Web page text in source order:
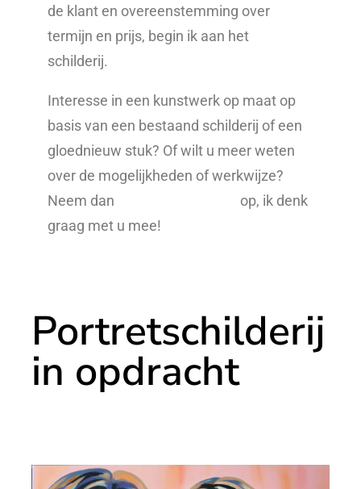
de klant en overeenstemming over
termijn en prijs, begin ik aan het
schilderij.
Interesse in een kunstwerk op maat op
basis van een bestaand schilderij of een
gloednieuw stuk? Of wilt u meer weten
over de mogelijkheden of werkwijze?
Neem dan
op, ik denk
graag met u mee!
Portretschilderij
in opdracht